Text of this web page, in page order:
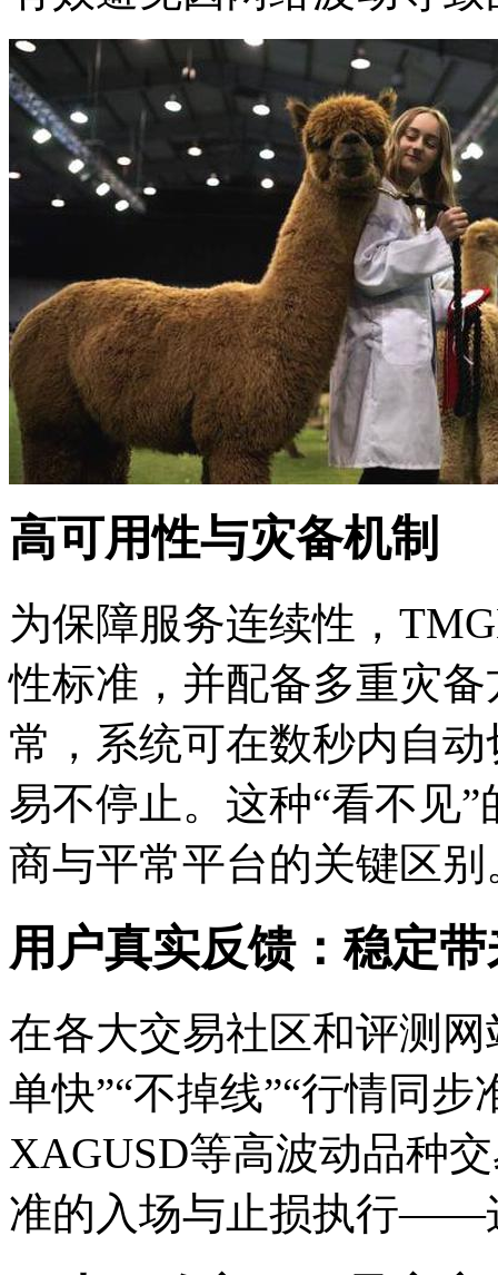
高可用性与灾备机制
为保障服务连续性，
性标准，并配备多重灾
常，系统可在数秒内自
易不停止。这种“看不见
商与平常平台的关键区别
用户真实反馈：稳定
在各大交易社区和评测
单快”“不掉线”“行情同
XAGUSD等高波动品种
准的入场与止损执行——